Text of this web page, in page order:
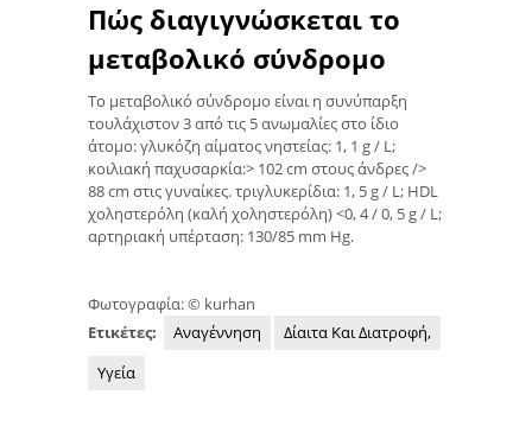
Πώς διαγιγνώσκεται το
μεταβολικό σύνδρομο
Το μεταβολικό σύνδρομο είναι η συνύπαρξη
τουλάχιστον 3 από τις 5 ανωμαλίες στο ίδιο
άτομο: γλυκόζη αίματος νηστείας: 1, 1 g / L;
κοιλιακή παχυσαρκία:> 102 cm στους άνδρες />
88 cm στις γυναίκες. τριγλυκερίδια: 1, 5 g / L; HDL
χοληστερόλη (καλή χοληστερόλη) <0, 4 / 0, 5 g / L;
αρτηριακή υπέρταση: 130/85 mm Hg.
Φωτογραφία: © kurhan
Ετικέτες:
Αναγέννηση
Δίαιτα Και Διατροφή,
Υγεία